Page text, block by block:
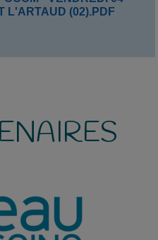
L'ARTAUD (02).PDF